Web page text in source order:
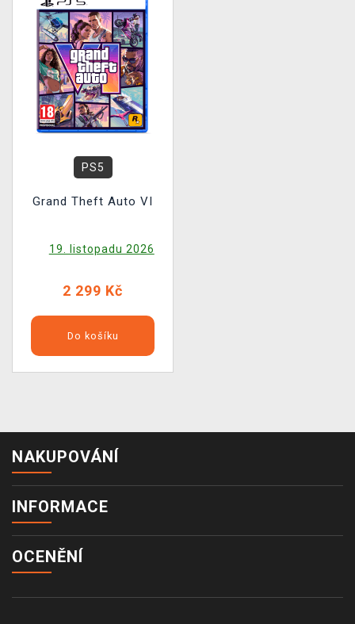
PS5
Grand Theft Auto VI
19. listopadu 2026
2 299 Kč
Do košíku
NAKUPOVÁNÍ
INFORMACE
OCENĚNÍ